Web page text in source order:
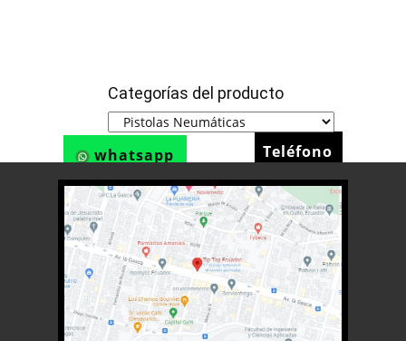
whatsapp Teléfono
Categorías del producto